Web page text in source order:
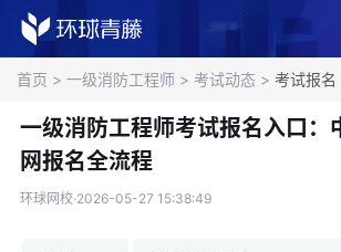
首页 > 一级消防工程师 > 考试动态 > 考试报名
一级消防工程师考试报名入口：
网报名全流程
环球网校·2026-05-27 15:38:49